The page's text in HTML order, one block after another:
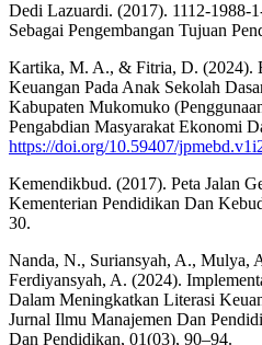
Dedi Lazuardi. (2017). 1112-1988-
Sebagai Pengembangan Tujuan
Kartika, M. A., & Fitria, D. (2024).
Keuangan Pada Anak Sekolah
Kabupaten Mukomuko
Pengabdian Masyarakat Ekonomi
https://doi.org/10.59407/
Kemendikbud. (2017). Peta Jalan
Kementerian Pendidikan Dan
30.
Nanda, N., Suriansyah, A., Mulya,
Ferdiyansyah, A. (2024).
Dalam Meningkatkan Literasi
Jurnal Ilmu Manajemen Dan
Dan Pendidikan, 01(03), 90–94.